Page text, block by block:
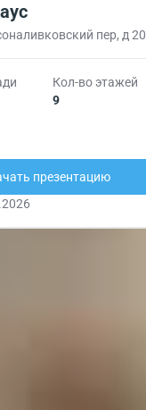
пер, д 20
Кол-во этажей
9
презентацию